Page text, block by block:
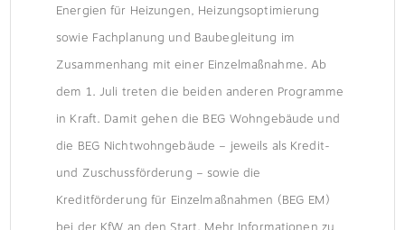
Energien für Heizungen, Heizungsoptimierung
sowie Fachplanung und Baubegleitung im
Zusammenhang mit einer Einzelmaßnahme. Ab
dem 1. Juli treten die beiden anderen Programme
in Kraft. Damit gehen die BEG Wohngebäude und
die BEG Nichtwohngebäude – jeweils als Kredit-
und Zuschussförderung – sowie die
Kreditförderung für Einzelmaßnahmen (BEG EM)